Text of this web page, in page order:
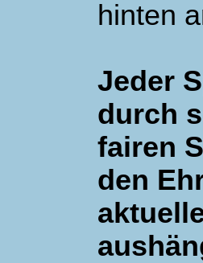
hinten
Jeder
durch
fairen
den